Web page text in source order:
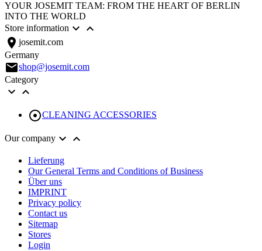
YOUR JOSEMIT TEAM: FROM THE HEART OF BERLIN
INTO THE WORLD
Store information  
location_onjosemit.com
Germany
emailshop@josemit.com
Category
 
CLEANING ACCESSORIES
Our company  
Lieferung
Our General Terms and Conditions of Business
Über uns
IMPRINT
Privacy policy
Contact us
Sitemap
Stores
Login